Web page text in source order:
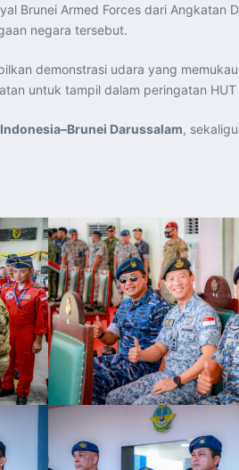
Brunei Armed Forces dari Angkatan
negara tersebut.
demonstrasi udara yang
untuk tampil dalam peringatan HUT
Darussalam,